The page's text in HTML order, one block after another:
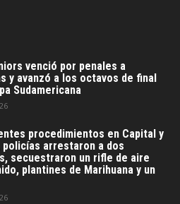
venció por penales a
y avanzó a los octavos de final
Sudamericana
procedimientos en Capital y
policías arrestaron a dos
secuestraron un rifle de aire
plantines de Marihuana y un